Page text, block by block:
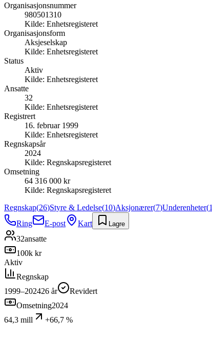
Organisasjonsnummer
980501310
Kilde: Enhetsregisteret
Organisasjonsform
Aksjeselskap
Kilde: Enhetsregisteret
Status
Aktiv
Kilde: Enhetsregisteret
Ansatte
32
Kilde: Enhetsregisteret
Registrert
16. februar 1999
Kilde: Enhetsregisteret
Regnskapsår
2024
Kilde: Regnskapsregisteret
Omsetning
64 316 000 kr
Kilde: Regnskapsregisteret
Regnskap(26)Styre & Ledelse(10)Aksjonærer(7)Underenheter(1
Ring
E-post Kart Lagre
32ansatte
100k kr
Aktiv
Regnskap
1999–202426 år
Revidert
Omsetning2024
64,3 mill
+66,7 %